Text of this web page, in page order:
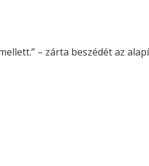
– zárta beszédét az